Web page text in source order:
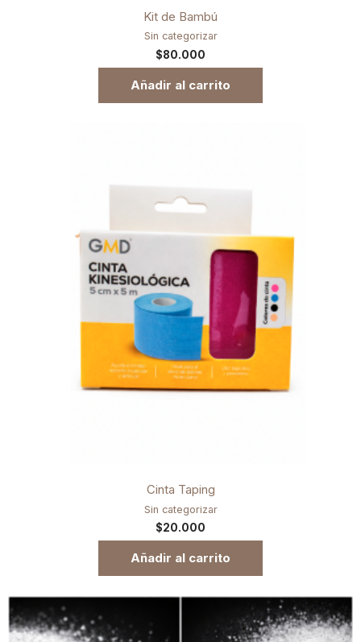
Kit de Bambú
Sin categorizar
$80.000
Añadir al carrito
Cinta Taping
Sin categorizar
$20.000
Añadir al carrito